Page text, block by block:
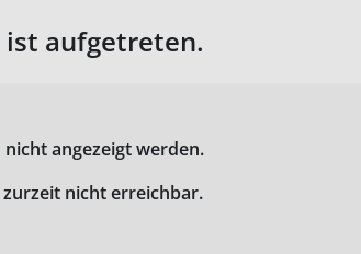
ist aufgetreten.
nicht angezeigt werden.
zurzeit nicht erreichbar.